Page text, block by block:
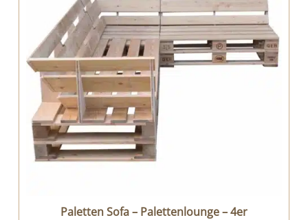
Paletten Sofa – Palettenlounge – 4er